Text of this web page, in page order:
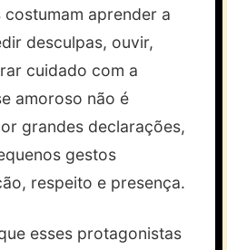
costumam aprender a
desculpas, ouvir,
cuidado com a
amoroso não é
grandes declarações,
gestos
respeito e presença.
esses protagonistas